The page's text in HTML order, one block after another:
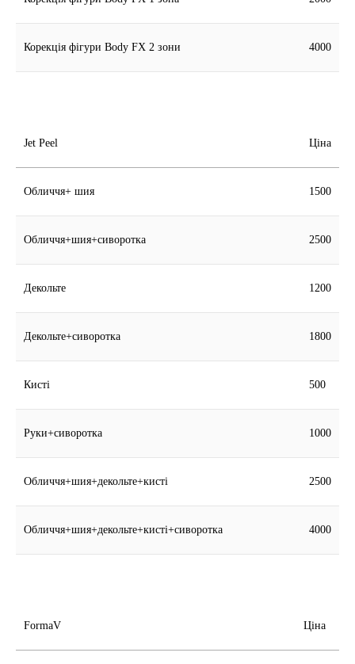
Корекція фігури Body FX 2 зони 4000
Jet Peel Ціна
Обличчя+ шия 1500
Обличчя+шия+сиворотка 2500
Декольте 1200
Декольте+сиворотка 1800
Кисті 500
Руки+сиворотка 1000
Обличчя+шия+декольте+кисті 2500
Обличчя+шия+декольте+кисті+сиворотка 4000
FormaV Ціна